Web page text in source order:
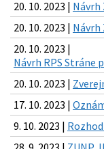
20. 10. 2023 | Návrh
20. 10. 2023 | Návrh
20. 10. 2023 |
Návrh RPS Stráne
20. 10. 2023 |
17. 10. 2023 |
9. 10. 2023 |